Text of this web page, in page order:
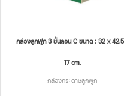
กล่องลูกฟูก 3 ชั้นลอน C ขนาด : 32 x
17 cm.
กล่องกระดาษลูกฟูก